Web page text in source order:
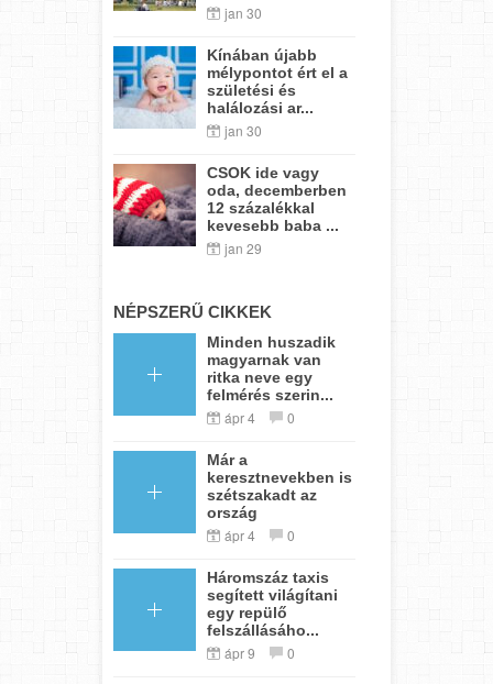
jan 30
Kínában újabb
mélypontot ért el a
születési és
halálozási ar...
jan 30
CSOK ide vagy
oda, decemberben
12 százalékkal
kevesebb baba ...
jan 29
NÉPSZERŰ CIKKEK
Minden huszadik
magyarnak van
ritka neve egy
felmérés szerin...
ápr 4 0
Már a
keresztnevekben is
szétszakadt az
ország
ápr 4 0
Háromszáz taxis
segített világítani
egy repülő
felszállásáho...
ápr 9 0